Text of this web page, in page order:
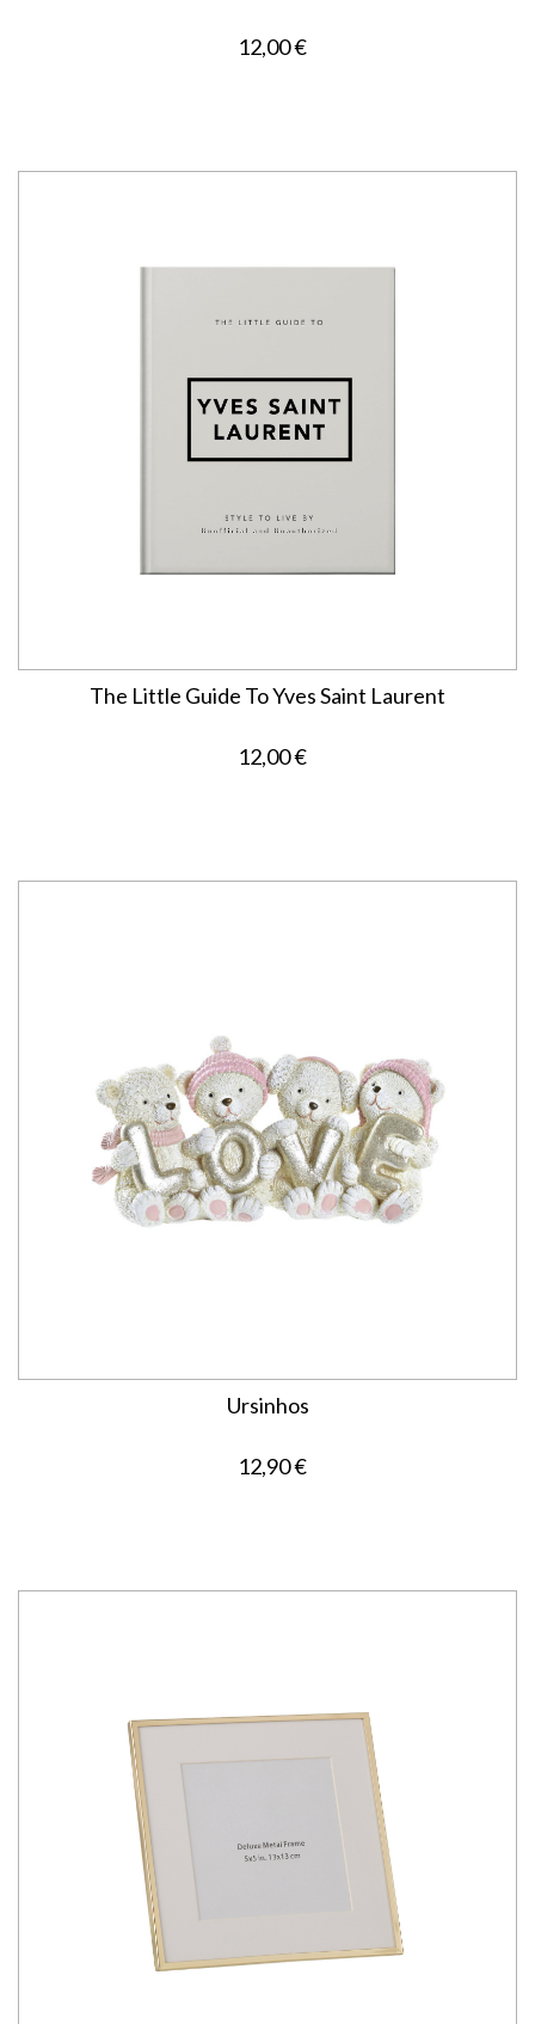
12,00 €
The Little Guide To Yves Saint Laurent
12,00 €
Ursinhos
12,90 €